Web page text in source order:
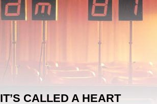
IT’S CALLED A HEART